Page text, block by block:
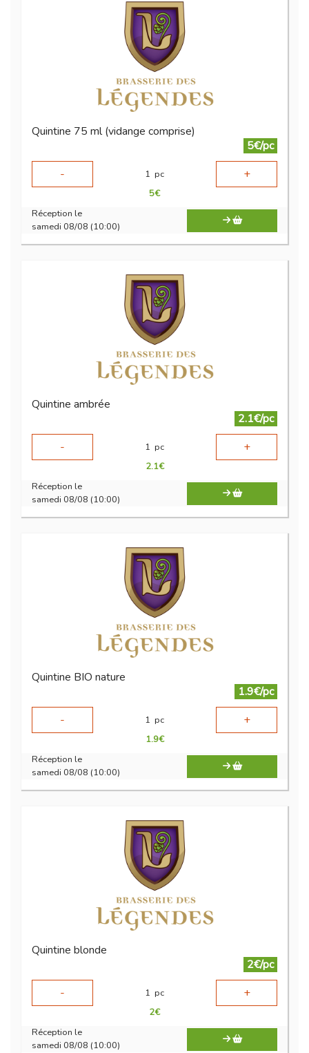
Quintine 75 ml (vidange comprise)
5€/pc
-
1 pc +
5€
Réception le
samedi 08/08 (10:00)
Quintine ambrée
2.1€/pc
-
1 pc +
2.1€
Réception le
samedi 08/08 (10:00)
Quintine BIO nature
1.9€/pc
-
1 pc +
1.9€
Réception le
samedi 08/08 (10:00)
Quintine blonde
2€/pc
-
1 pc +
2€
Réception le
samedi 08/08 (10:00)